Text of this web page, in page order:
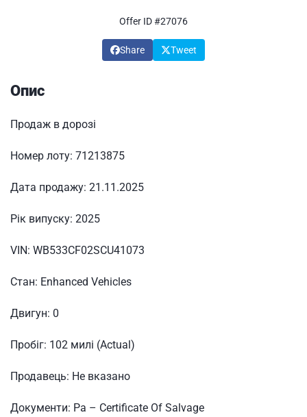
Offer ID #27076
Share Tweet
Опис
Продаж в дорозі
Номер лоту: 71213875
Дата продажу: 21.11.2025
Рік випуску: 2025
VIN: WB533CF02SCU41073
Стан: Enhanced Vehicles
Двигун: 0
Пробіг: 102 милі (Actual)
Продавець: Не вказано
Документи: Pa – Certificate Of Salvage